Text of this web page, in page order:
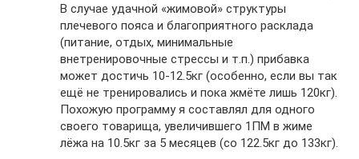
В случае удачной «жимовой» структуры
плечевого пояса и благоприятного расклада
(питание, отдых, минимальные
внетренировочные стрессы и т.п.) прибавка
может достичь 10-12.5кг (особенно, если вы так
ещё не тренировались и пока жмёте лишь 120кг).
Похожую программу я составлял для одного
своего товарища, увеличившего 1ПМ в жиме
лёжа на 10.5кг за 5 месяцев (со 122.5кг до 133кг).